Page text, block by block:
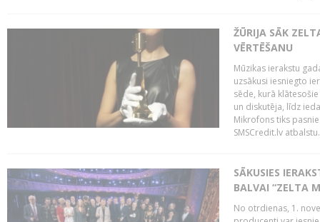
ŽŪRIJA SĀK
VĒRTĒŠANU
Mūzikas ierakstu
uzsākusi iesniegto
sēde, kurā
un diskutēja, līdz
Mikrofons tiks
SMSCredit.lv
SĀKUSIES
BALVAI “ZELTA
No otrdienas, 1.